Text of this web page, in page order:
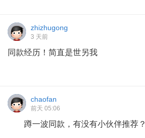
zhizhugong
3 天前
同款经历！简直是世另我
chaofan
前天 05:06
蹲一波同款，有没有小伙伴推荐？